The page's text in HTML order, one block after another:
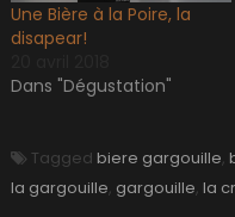
Une Bière à la Poire, la
disapear!
Dans "Dégustation"
Tagged biere gargouille,
la gargouille, gargouille, la